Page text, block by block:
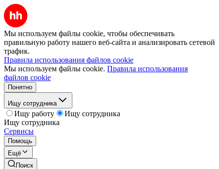
Мы используем файлы cookie, чтобы обеспечивать
правильную работу нашего веб-сайта и анализировать сетевой
трафик.
Правила использования файлов cookie
Мы используем файлы cookie. Правила использования
файлов cookie
Понятно
Ищу сотрудника
Ищу работу
Ищу сотрудника
Ищу сотрудника
Сервисы
Помощь
Ещё
Поиск